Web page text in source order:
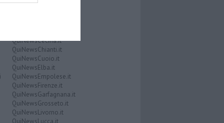
QuiNewsAmiata.it
QuiNewsCecina.it
QuiNewsChianti.it
QuiNewsCuoio.it
QuiNewsElba.it
QuiNewsEmpolese.it
QuiNewsFirenze.it
QuiNewsGarfagnana.it
QuiNewsGrosseto.it
QuiNewsLivorno.it
QuiNewsLucca.it